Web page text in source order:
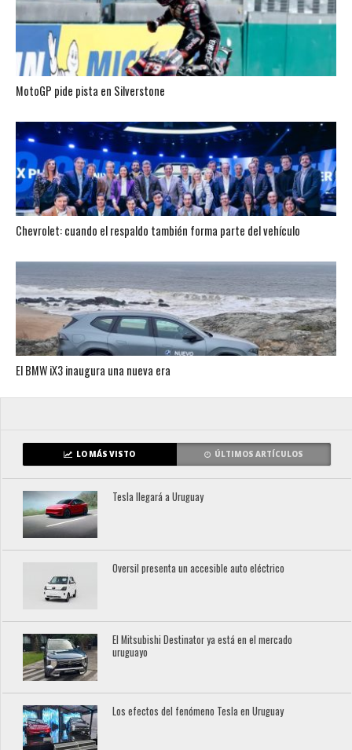
MotoGP pide pista en Silverstone
Chevrolet: cuando el respaldo también forma parte del vehículo
El BMW iX3 inaugura una nueva era
LO MÁS VISTO ÚLTIMOS ARTÍCULOS
Tesla llegará a Uruguay
Oversil presenta un accesible auto eléctrico
El Mitsubishi Destinator ya está en el mercado
uruguayo
Los efectos del fenómeno Tesla en Uruguay